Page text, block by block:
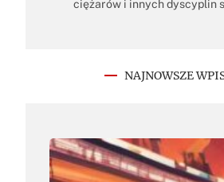
ciężarów i innych dyscyplin
NAJNOWSZE